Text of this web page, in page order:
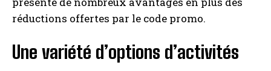
réductions offertes par le code promo.
Une variété d’options d’activités